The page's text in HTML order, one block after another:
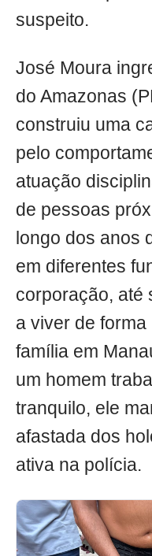
suspeito.
José Moura
do Amazonas
construiu uma
pelo
atuação
de pessoas
longo dos anos
em diferentes
corporação, até
a viver de
família em
um homem
tranquilo, ele
afastada dos
ativa na polícia.